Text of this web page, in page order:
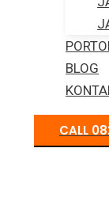
BLOG
CALL